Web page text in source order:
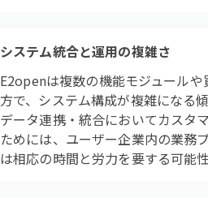
システム統合と運用の複雑さ
E2openは複数の機能モジュール
方で、システム構成が複雑になる
データ連携・統合においてカスタ
ためには、ユーザー企業内の業務
は相応の時間と労力を要する可能性